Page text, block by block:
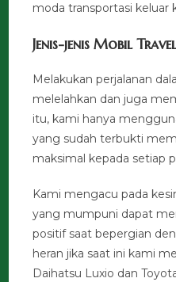
moda transportasi keluar
Jenis-jenis Mobil
Melakukan perjalanan
melelahkan dan juga
itu, kami hanya
yang sudah terbukti
maksimal kepada setiap
Kami mengacu pada
yang mumpuni dapat
positif saat bepergian
heran jika saat ini kami
Daihatsu Luxio dan